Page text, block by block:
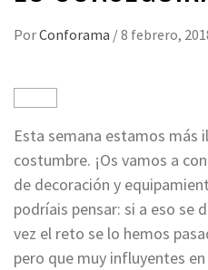
PorConforama /8 febrero,
Esta semana estamos más
costumbre. ¡Os vamos a
de decoración y
podríais pensar: si a eso se
vez el reto se lo hemos
pero que muy influyentes